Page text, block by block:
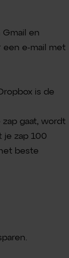
en
een e-mail met
is de
gaat, wordt
je zap 100
beste